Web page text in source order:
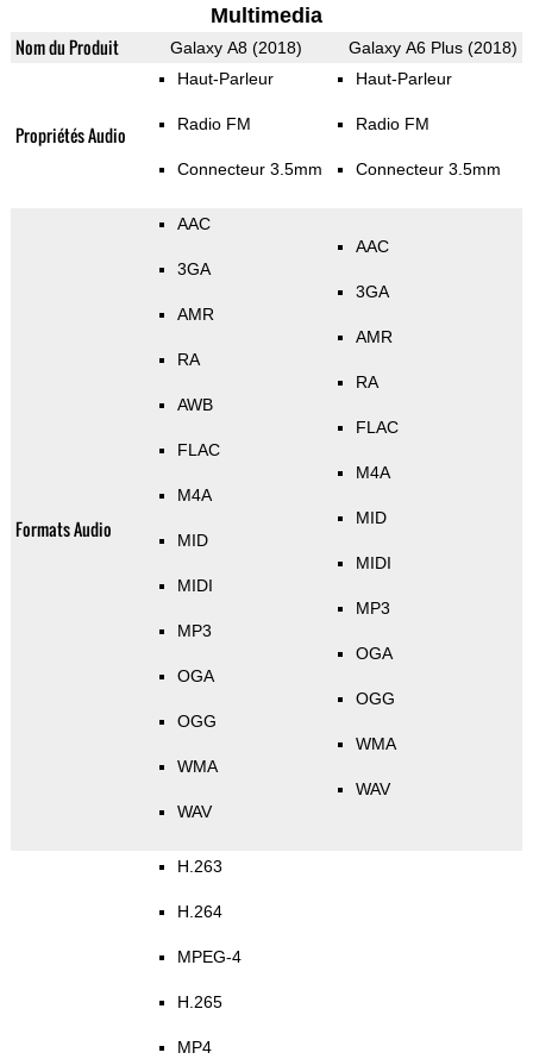
Multimedia
Nom du Produit Galaxy A8 (2018) Galaxy A6 Plus (2018)
Propriétés Audio
Haut-Parleur
Radio FM
Connecteur 3.5mm
Haut-Parleur
Radio FM
Connecteur 3.5mm
Formats Audio
AAC
3GA
AMR
RA
AWB
FLAC
M4A
MID
MIDI
MP3
OGA
OGG
WMA
WAV
AAC
3GA
AMR
RA
FLAC
M4A
MID
MIDI
MP3
OGA
OGG
WMA
WAV
H.263
H.264
MPEG-4
H.265
MP4